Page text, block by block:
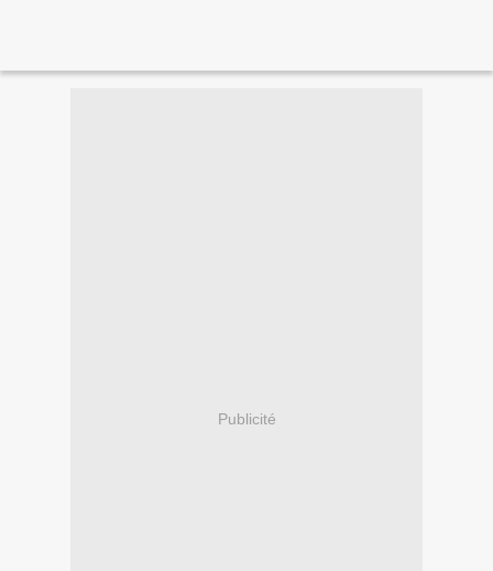
Publicité